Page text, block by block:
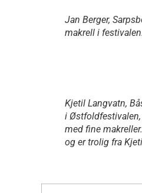
Jan Berger,
makrell i
Kjetil Langvatn,
i
med fine
og er trolig fra